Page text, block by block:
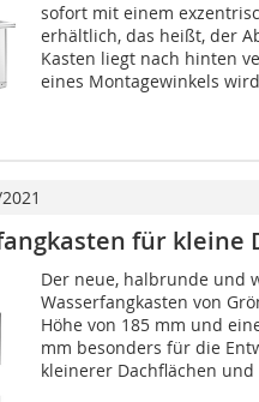
sofort mit einem
erhältlich, das heißt, der
Kasten liegt nach hinten
eines Montagewinkels
für kleine
Der neue, halbrunde und
Wasserfangkasten von
Höhe von 185 mm und
mm besonders für die
kleinerer Dachflächen und